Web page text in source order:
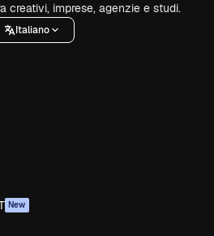
creativi, imprese, agenzie e studi.
Italiano
New